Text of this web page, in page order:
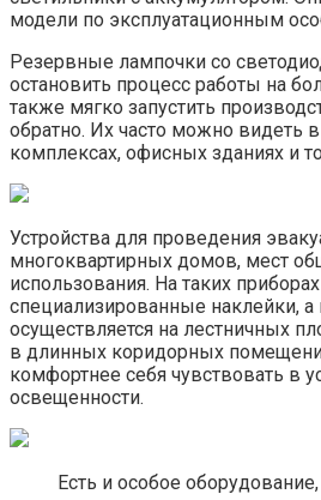
модели по эксплуатационным
Резервные лампочки со
остановить процесс работы на
также мягко запустить
обратно. Их часто можно видеть
комплексах, офисных зданиях и
Устройства для проведения
многоквартирных домов, мест
использования. На таких
специализированные наклейки,
осуществляется на лестничных
в длинных коридорных
комфортнее себя чувствовать в
освещенности.
Есть и особое